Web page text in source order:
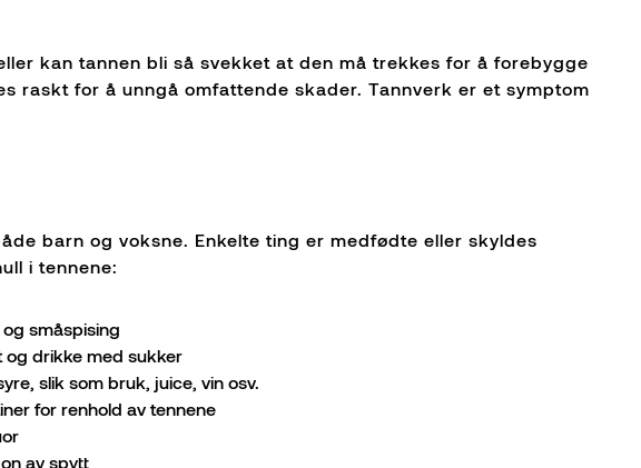
kan tannen bli så svekket at den må trekkes for å forebygge
raskt for å unngå omfattende skader. Tannverk er et symptom
barn og voksne. Enkelte ting er medfødte eller skyldes
i tennene:
småspising
og drikke med sukker
slik som bruk, juice, vin osv.
for renhold av tennene
av spytt